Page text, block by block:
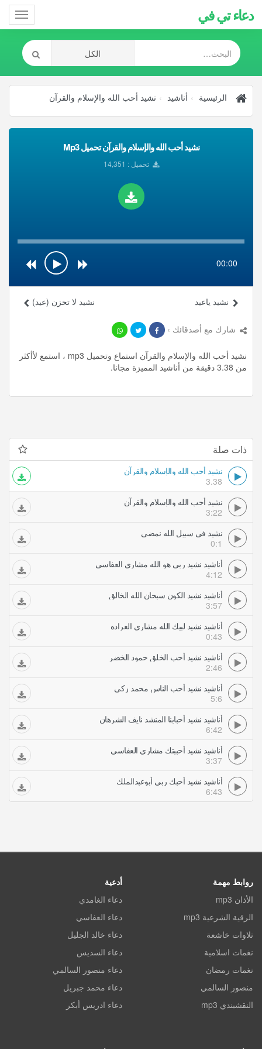
دعاء تي في
الرئيسية أناشيد نشيد أحب الله والإسلام والقرآن
نشيد أحب الله والإسلام والقرآن تحميل Mp3
تحميل : 14,351
00:00
نشيد لا تحزن (عيد) نشيد ياعيد
شارك مع أصدقائك ›
نشيد أحب الله والإسلام والقرآن استماع وتحميل mp3 ، استمع لأأكثر
من 3.38 دقيقة من أناشيد المميزة مجانا.
ذات صلة
نشيد أحب الله والإسلام والقرآن
3.38
نشيد أحب الله والإسلام والقرآن
3:22
نشيد في سبيل الله نمضي
0:1
أناشيد نشيد ربي هو الله مشاري العفاسي
4:12
أناشيد نشيد الكون سبحان الله الخالق
3:57
أناشيد نشيد لبيك الله مشاري العراده
0:43
أناشيد نشيد أحب الخلق حمود الخضر
2:46
أناشيد نشيد أحب الناس محمد زكي
5:6
أناشيد نشيد أحبابنا المنشد نايف الشرهان
6:42
أناشيد نشيد أحببتك مشاري العفاسي
3:37
أناشيد نشيد أحبك ربي أبوعبدالملك
6:43
روابط مهمة
الأذان mp3
الرقية الشرعية mp3
تلاوات خاشعة
نغمات اسلامية
نغمات رمضان
منصور السالمي
النقشبندي mp3
أدعية
دعاء الغامدي
دعاء العفاسي
دعاء خالد الجليل
دعاء السديس
دعاء منصور السالمي
دعاء محمد جبريل
دعاء ادريس أبكر